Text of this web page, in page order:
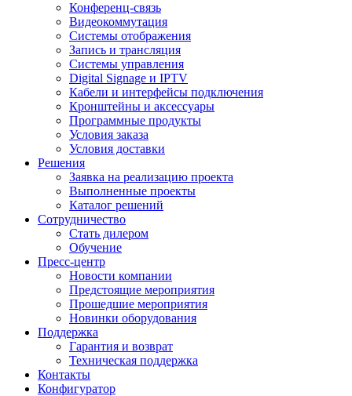
Конференц-связь
Видеокоммутация
Системы отображения
Запись и трансляция
Системы управления
Digital Signage и IPTV
Кабели и интерфейсы подключения
Кронштейны и аксессуары
Программные продукты
Условия заказа
Условия доставки
Решения
Заявка на реализацию проекта
Выполненные проекты
Каталог решений
Сотрудничество
Стать дилером
Обучение
Пресс-центр
Новости компании
Предстоящие мероприятия
Прошедшие мероприятия
Новинки оборудования
Поддержка
Гарантия и возврат
Техническая поддержка
Контакты
Конфигуратор